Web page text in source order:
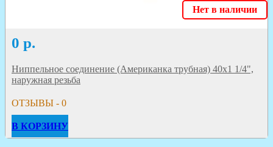
Нет в наличии
0 р.
Ниппельное соединение (Американка трубная) 40х1 1/4",
наружная резьба
ОТЗЫВЫ - 0
В КОРЗИНУ